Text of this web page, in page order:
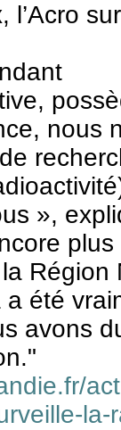
l’Acro
nous
»,
a été
avons